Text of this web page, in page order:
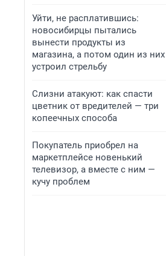
Уйти, не расплатившись:
новосибирцы пытались
вынести продукты из
магазина, а потом один из них
устроил стрельбу
Слизни атакуют: как спасти
цветник от вредителей — три
копеечных способа
Покупатель приобрел на
маркетплейсе новенький
телевизор, а вместе с ним —
кучу проблем